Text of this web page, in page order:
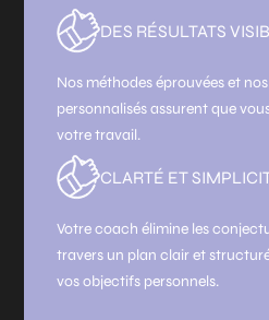
DES RÉSULTATS
Nos méthodes éprouvées et
personnalisés assurent que
votre travail.
CLARTÉ ET
Votre coach élimine les
travers un plan clair et
vos objectifs personnels.